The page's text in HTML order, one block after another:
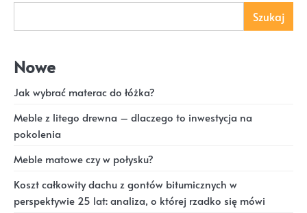
Szukaj
Nowe
Jak wybrać materac do łóżka?
Meble z litego drewna – dlaczego to inwestycja na
pokolenia
Meble matowe czy w połysku?
Koszt całkowity dachu z gontów bitumicznych w
perspektywie 25 lat: analiza, o której rzadko się mówi